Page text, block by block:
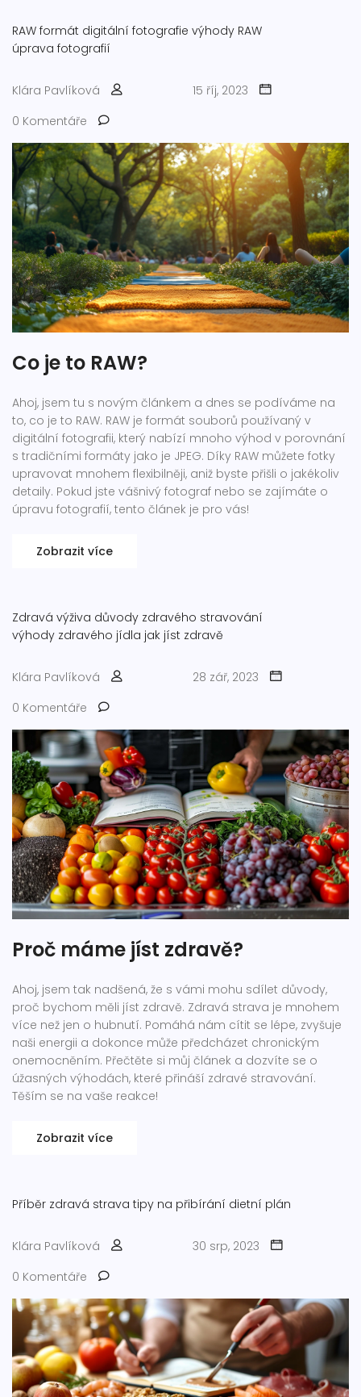
RAW formát digitální fotografie výhody RAW
úprava fotografií
Klára Pavlíková
15 říj, 2023
0 Komentáře
Co je to RAW?
Ahoj, jsem tu s novým článkem a dnes se podíváme na
to, co je to RAW. RAW je formát souborů používaný v
digitální fotografii, který nabízí mnoho výhod v porovnání
s tradičními formáty jako je JPEG. Díky RAW můžete fotky
upravovat mnohem flexibilněji, aniž byste přišli o jakékoliv
detaily. Pokud jste vášnivý fotograf nebo se zajímáte o
úpravu fotografií, tento článek je pro vás!
Zobrazit více
Zdravá výživa důvody zdravého stravování
výhody zdravého jídla jak jíst zdravě
Klára Pavlíková
28 zář, 2023
0 Komentáře
Proč máme jíst zdravě?
Ahoj, jsem tak nadšená, že s vámi mohu sdílet důvody,
proč bychom měli jíst zdravě. Zdravá strava je mnohem
více než jen o hubnutí. Pomáhá nám cítit se lépe, zvyšuje
naši energii a dokonce může předcházet chronickým
onemocněním. Přečtěte si můj článek a dozvíte se o
úžasných výhodách, které přináší zdravé stravování.
Těším se na vaše reakce!
Zobrazit více
Příběr zdravá strava tipy na přibírání dietní plán
Klára Pavlíková
30 srp, 2023
0 Komentáře